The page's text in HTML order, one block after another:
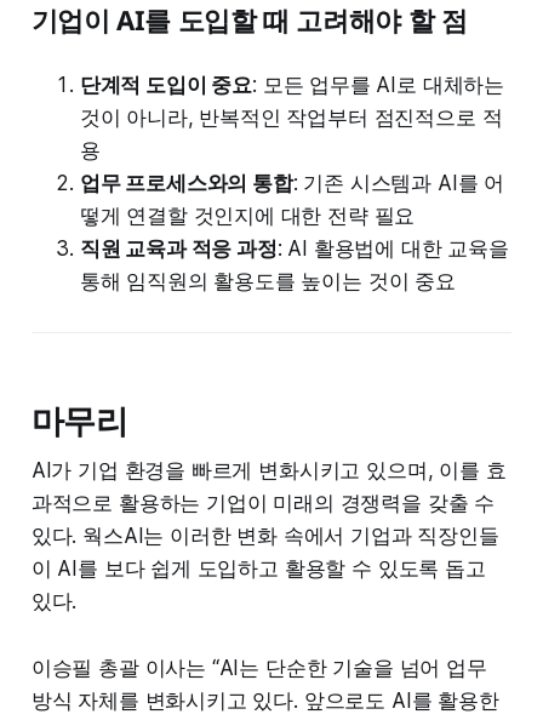
기업이 AI를 도입할 때 고려해야 할 점
단계적 도입이 중요: 모든 업무를 AI로 대체하는
것이 아니라, 반복적인 작업부터 점진적으로 적
용
업무 프로세스와의 통합: 기존 시스템과 AI를 어
떻게 연결할 것인지에 대한 전략 필요
직원 교육과 적응 과정: AI 활용법에 대한 교육을
통해 임직원의 활용도를 높이는 것이 중요
마무리
AI가 기업 환경을 빠르게 변화시키고 있으며, 이를 효
과적으로 활용하는 기업이 미래의 경쟁력을 갖출 수
있다. 웍스AI는 이러한 변화 속에서 기업과 직장인들
이 AI를 보다 쉽게 도입하고 활용할 수 있도록 돕고
있다.
이승필 총괄 이사는 “AI는 단순한 기술을 넘어 업무
방식 자체를 변화시키고 있다. 앞으로도 AI를 활용한